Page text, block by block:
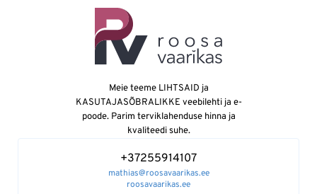
Meie teeme LIHTSAID ja
KASUTAJASÕBRALIKKE veebilehti ja e-
poode. Parim terviklahenduse hinna ja
kvaliteedi suhe.
+37255914107
mathias@roosavaarikas.ee
roosavaarikas.ee